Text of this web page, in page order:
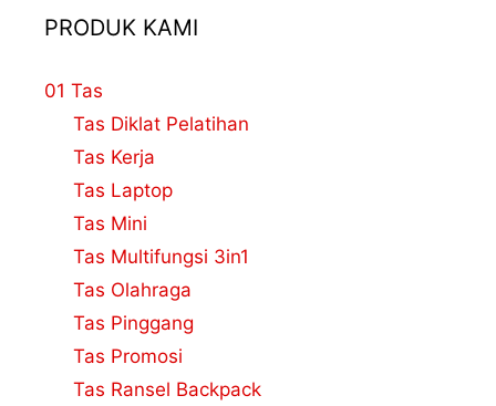
PRODUK KAMI
01 Tas
Tas Diklat Pelatihan
Tas Kerja
Tas Laptop
Tas Mini
Tas Multifungsi 3in1
Tas Olahraga
Tas Pinggang
Tas Promosi
Tas Ransel Backpack